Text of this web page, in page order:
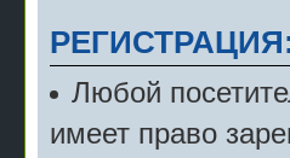
Любой
имеет право